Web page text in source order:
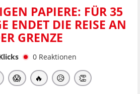
PAPIERE: FÜR 35
ENDET DIE REISE AN
GRENZE
0 Reaktionen
😱 🔥 😥 👏